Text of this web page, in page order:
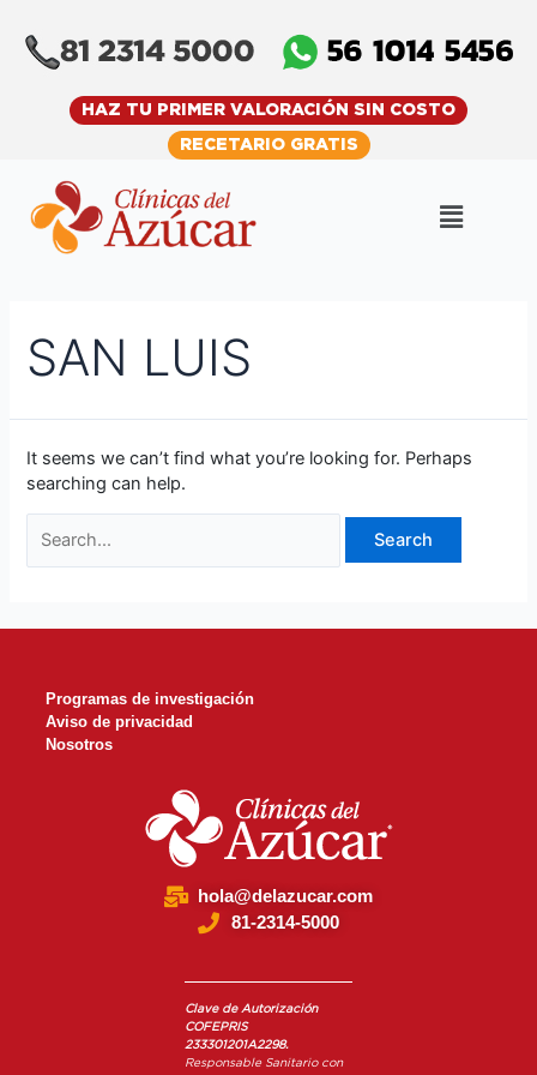
content
HAZ TU PRIMER VALORACIÓN SIN COSTO
RECETARIO GRATIS
Menu
SAN LUIS
It seems we can’t find what you’re looking for. Perhaps
searching can help.
for:
Programas de investigación
Aviso de privacidad
Nosotros
hola@delazucar.com
81-2314-5000
Clave de Autorización
COFEPRIS
233301201A2298.
Responsable Sanitario con